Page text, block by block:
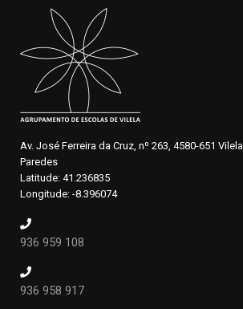
Av. José Ferreira da Cruz, nº 263, 4580-651 Vilela
Paredes
Latitude: 41.236835
Longitude: -8.396074
936 959 108
936 958 917